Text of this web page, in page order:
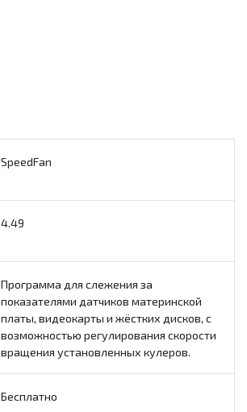
SpeedFan
4.49
Программа для слежения за
показателями датчиков материнской
платы, видеокарты и жёстких дисков, с
возможностью регулирования скорости
вращения установленных кулеров.
Бесплатно